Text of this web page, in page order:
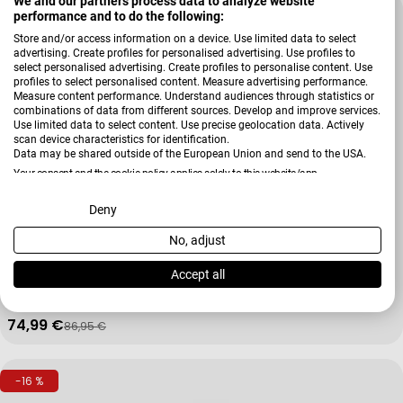
performance and to do the following:
Store and/or access information on a device. Use limited data to select
advertising. Create profiles for personalised advertising. Use profiles to
select personalised advertising. Create profiles to personalise content. Use
profiles to select personalised content. Measure advertising performance.
Measure content performance. Understand audiences through statistics or
combinations of data from different sources. Develop and improve services.
Use limited data to select content. Use precise geolocation data. Actively
scan device characteristics for identification.
Data may be shared outside of the European Union and send to the USA.
Your consent and the cookie policy applies solely to this website/app.
View Partner List (2 IAB Vendors)
We use your data for the following purposes:
IAB processing purposes:
Use limited data to select advertising
Deny
No, adjust
Accept all
-13 %
Servierpfanne Kerros
Verkaufspreis
74,99 €
Regulärer Preis
86,95 €
-16 %